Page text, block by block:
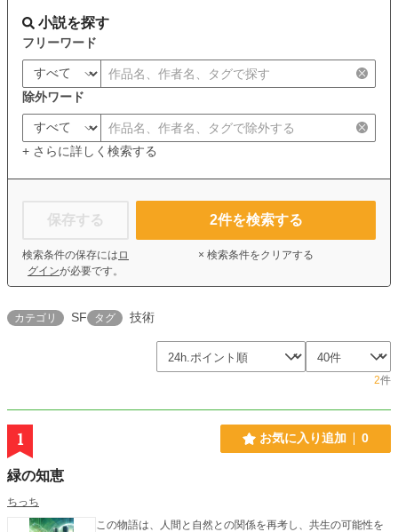
小説を探す
フリーワード
除外ワード
+ さらに詳しく検索する
保存する
検索条件の保存には ロ
グインが必要です。
2件を検索する
× 検索条件をクリアする
カテゴリ SF タグ 技術
2件
1 お気に入り追加 0
緑の知恵
ちっち
この物語は、人間と自然との関係を再考し、共生の可能性を